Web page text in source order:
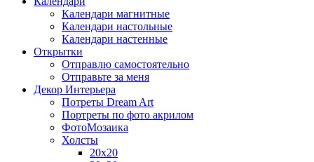
Календари магнитные
Календари настольные
Календари настенные
Открытки
Отправлю самостоятельно
Отправьте за меня
Декор Интерьера
Потреты Dream Art
Портреты по фото акрилом
ФотоМозаика
Холсты
20х20